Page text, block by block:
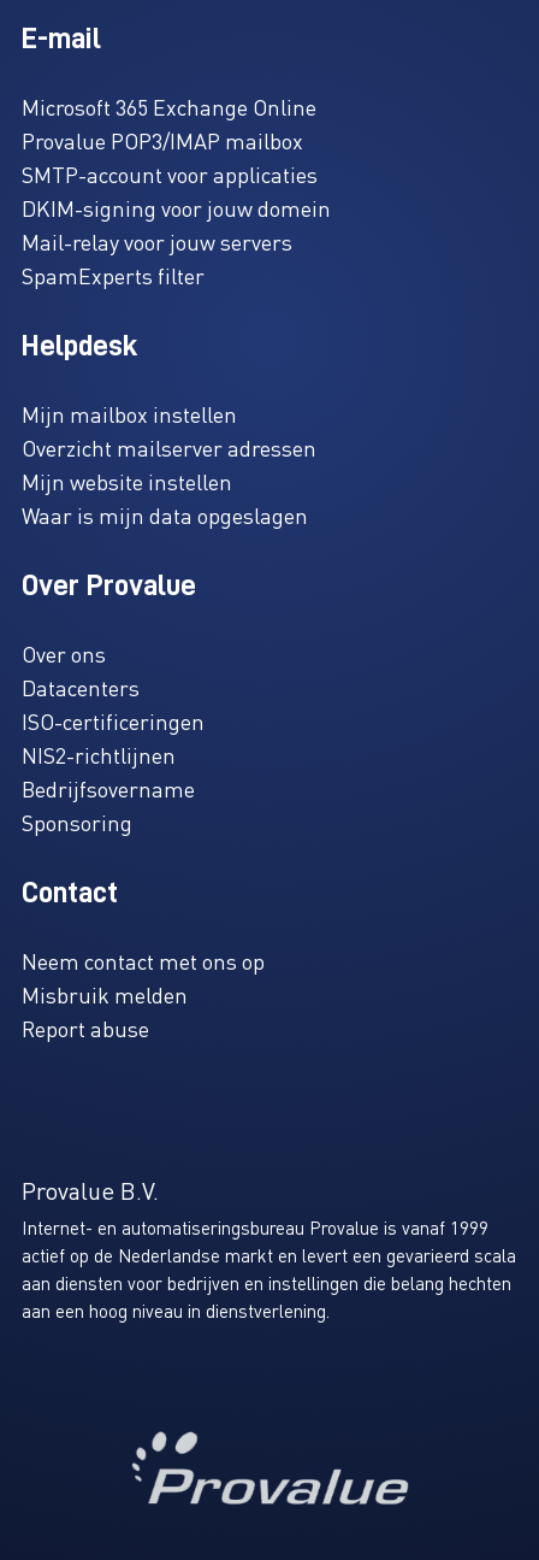
E-mail
Microsoft 365 Exchange Online
Provalue POP3/IMAP mailbox
SMTP-account voor applicaties
DKIM-signing voor jouw domein
Mail-relay voor jouw servers
SpamExperts filter
Helpdesk
Mijn mailbox instellen
Overzicht mailserver adressen
Mijn website instellen
Waar is mijn data opgeslagen
Over Provalue
Over ons
Datacenters
ISO-certificeringen
NIS2-richtlijnen
Bedrijfsovername
Sponsoring
Contact
Neem contact met ons op
Misbruik melden
Report abuse
Provalue B.V.
Internet- en automatiseringsbureau Provalue is vanaf 1999
actief op de Nederlandse markt en levert een gevarieerd scala
aan diensten voor bedrijven en instellingen die belang hechten
aan een hoog niveau in dienstverlening.